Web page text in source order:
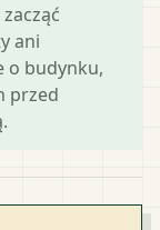
ani
o budynku,
przed